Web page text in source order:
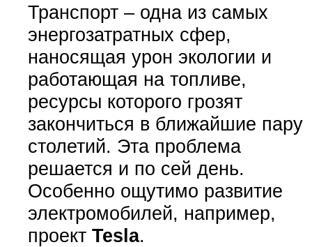
Транспорт – одна из самых
энергозатратных сфер,
наносящая урон экологии и
работающая на топливе,
ресурсы которого грозят
закончиться в ближайшие пару
столетий. Эта проблема
решается и по сей день.
Особенно ощутимо развитие
электромобилей, например,
проект Tesla.